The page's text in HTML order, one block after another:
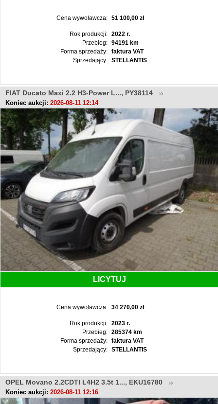
Cena wywoławcza: 51 100,00 zł
Rok produkcji:
2022 r.
Przebieg:
94191 km
Forma sprzedaży:
faktura VAT
Sprzedający:
STELLANTIS
FIAT Ducato Maxi 2.2 H3-Power L..., PY38114
Koniec aukcji: 2026-08-11 12:14
LICYTUJ
Cena wywoławcza: 34 270,00 zł
Rok produkcji:
2023 r.
Przebieg:
285374 km
Forma sprzedaży:
faktura VAT
Sprzedający:
STELLANTIS
OPEL Movano 2.2CDTI L4H2 3.5t 1..., EKU16780
Koniec aukcji: 2026-08-11 12:16